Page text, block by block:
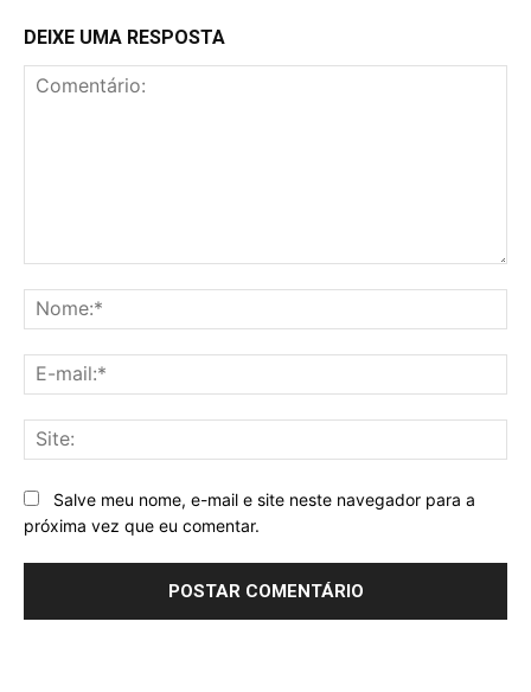
DEIXE UMA RESPOSTA
Salve meu nome, e-mail e site neste navegador para a
próxima vez que eu comentar.